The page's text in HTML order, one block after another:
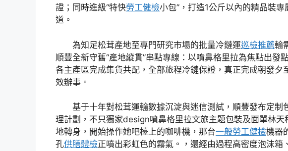
證；同時進級“特快勞工健檢小包”，打造1公斤以內的精品裝專
道。
為知足松茸產地至專門研究市場的批量冷鏈運巡檢推薦輸
順豐全新守舊“產地縱貫”串點專線：以噴鼻格里拉為焦點出發
各主產區完成集貨共配，全部旅程冷鏈保證，真正完成朝發夕
效辦事。
基于十年對松茸運輸數據沉淀與迷信測試，順豐發布定制
理計劃，不只獨家design噴鼻格里拉文旅主題包裝及面單林天
地轉身，開始操作她吧檯上的咖啡機，那台一般勞工健檢機器
孔供膳體檢正噴出彩虹色的霧氣。，還經由過程高密度泡沫箱